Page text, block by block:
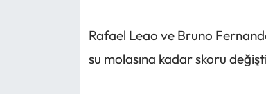
Rafael Leao ve Bruno
su molasına kadar skoru